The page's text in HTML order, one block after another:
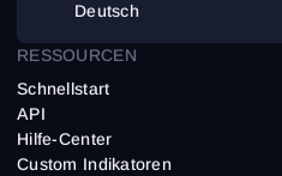
Deutsch
RESSOURCEN
Schnellstart
API
Hilfe-Center
Custom Indikatoren